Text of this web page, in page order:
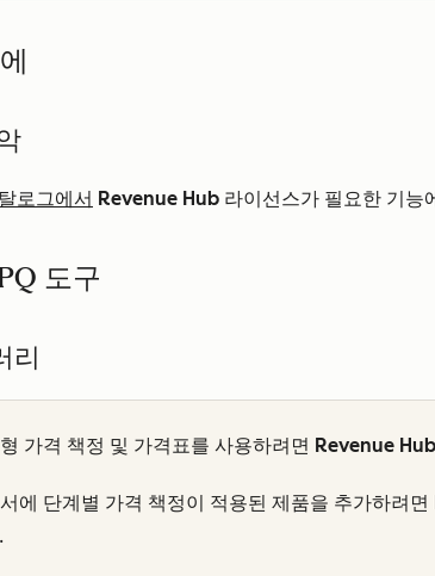
로그에서 Revenue Hub 라이선스가 필요한 기능
도구
리
가격 책정 및 가격표를 사용하려면 Revenue Hub
에 단계별 가격 책정이 적용된 제품을 추가하려면